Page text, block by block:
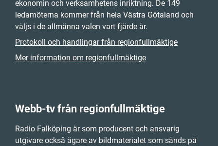
ekonomin och verksamhetens inriktning. De 149
ledamöterna kommer från hela Västra Götaland och
väljs i de allmänna valen vart fjärde år.
Protokoll och handlingar från regionfullmäktige
Mer information om regionfullmäktige
Webb-tv från regionfullmäktige
Radio Falköping är som producent och ansvarig
utgivare också ägare av bildmaterialet som sänds på